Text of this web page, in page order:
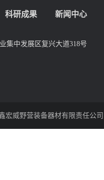
科研成果 新闻中心
集中发展区复兴大道318号
宏威野营装备器材有限责任公司